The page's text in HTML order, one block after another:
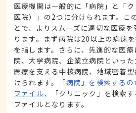
医療機関は一般的に「病院」と「ク
医院）」の2つに分けられます。こ
とで、よりスムーズに適切な医療
ります。まず病院は20以上の病床
を指します。さらに、先進的な医
院、大学病院、企業立病院といっ
医療を支える中核病院、地域密着
けられます。
「病院」を検索する
ファイル、「クリニック」を検索す
ファイルとなります。